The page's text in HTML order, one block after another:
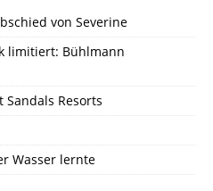
von Severine
limitiert: Bühlmann
Resorts
Wasser lernte